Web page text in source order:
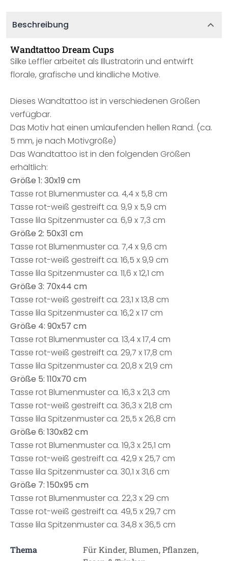
Beschreibung
Wandtattoo Dream Cups
Silke Leffler arbeitet als Illustratorin und entwirft
florale, grafische und kindliche Motive.
Dieses Wandtattoo ist in verschiedenen Größen
verfügbar.
Das Motiv hat einen umlaufenden hellen Rand. (ca.
5 mm, je nach Motivgröße)
Das Wandtattoo ist in den folgenden Größen
erhältlich:
Größe 1: 30x19 cm
Tasse rot Blumenmuster ca. 4,4 x 5,8 cm
Tasse rot-weiß gestreift ca. 9,9 x 5,9 cm
Tasse lila Spitzenmuster ca. 6,9 x 7,3 cm
Größe 2: 50x31 cm
Tasse rot Blumenmuster ca. 7,4 x 9,6 cm
Tasse rot-weiß gestreift ca. 16,5 x 9,9 cm
Tasse lila Spitzenmuster ca. 11,6 x 12,1 cm
Größe 3: 70x44 cm
Tasse rot-weiß gestreift ca. 23,1 x 13,8 cm
Tasse lila Spitzenmuster ca. 16,2 x 17 cm
Größe 4: 90x57 cm
Tasse rot Blumenmuster ca. 13,4 x 17,4 cm
Tasse rot-weiß gestreift ca. 29,7 x 17,8 cm
Tasse lila Spitzenmuster ca. 20,8 x 21,9 cm
Größe 5: 110x70 cm
Tasse rot Blumenmuster ca. 16,3 x 21,3 cm
Tasse rot-weiß gestreift ca. 36,3 x 21,8 cm
Tasse lila Spitzenmuster ca. 25,5 x 26,8 cm
Größe 6: 130x82 cm
Tasse rot Blumenmuster ca. 19,3 x 25,1 cm
Tasse rot-weiß gestreift ca. 42,9 x 25,7 cm
Tasse lila Spitzenmuster ca. 30,1 x 31,6 cm
Größe 7: 150x95 cm
Tasse rot Blumenmuster ca. 22,3 x 29 cm
Tasse rot-weiß gestreift ca. 49,5 x 29,7 cm
Tasse lila Spitzenmuster ca. 34,8 x 36,5 cm
Thema
Für Kinder, Blumen, Pflanzen,